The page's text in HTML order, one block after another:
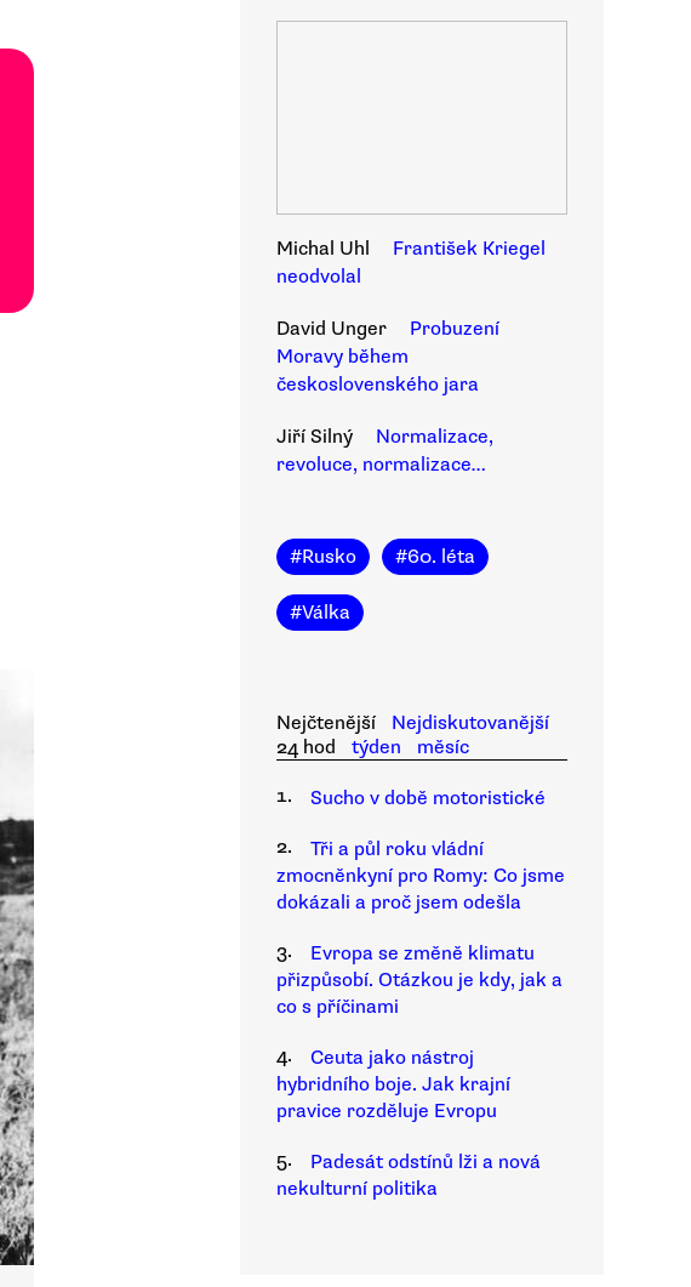
Michal Uhl
František Kriegel
neodvolal
David Unger
Probuzení
Moravy během
československého jara
Jiří Silný
Normalizace,
revoluce, normalizace…
#Rusko #60. léta
#Válka
Nejčtenější
Nejdiskutovanější
24 hod
týden
měsíc
1.
Sucho v době motoristické
2.
Tři a půl roku vládní
zmocněnkyní pro Romy: Co jsme
dokázali a proč jsem odešla
3.
Evropa se změně klimatu
přizpůsobí. Otázkou je kdy, jak a
co s příčinami
4.
Ceuta jako nástroj
hybridního boje. Jak krajní
pravice rozděluje Evropu
5.
Padesát odstínů lži a nová
nekulturní politika